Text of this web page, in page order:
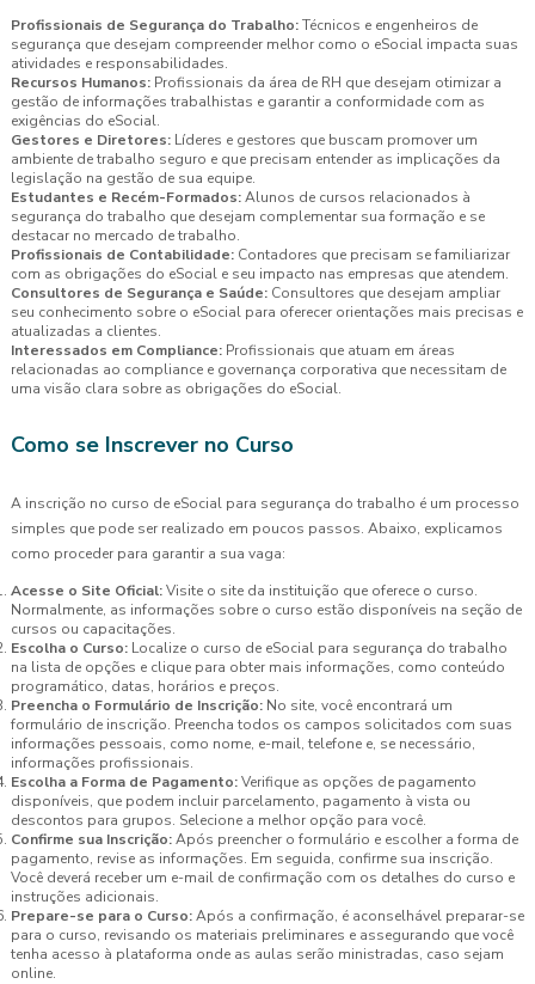
Profissionais de Segurança do Trabalho:Técnicos e engenheiros de
segurança que desejam compreender melhor como o eSocial impacta suas
atividades e responsabilidades.
Recursos Humanos: Profissionais da área de RH que desejam otimizar a
gestão de informações trabalhistas e garantir a conformidade com as
exigências do eSocial.
Gestores e Diretores: Líderes e gestores que buscam promover um
ambiente de trabalho seguro e que precisam entender as implicações da
legislação na gestão de sua equipe.
Estudantes e Recém-Formados:Alunos de cursos relacionados à
segurança do trabalho que desejam complementar sua formação e se
destacar no mercado de trabalho.
Profissionais de Contabilidade: Contadores que precisam se familiarizar
com as obrigações do eSocial e seu impacto nas empresas que atendem.
Consultores de Segurança e Saúde: Consultores que desejam ampliar
seu conhecimento sobre o eSocial para oferecer orientações mais precisas e
atualizadas a clientes.
Interessados em Compliance: Profissionais que atuam em áreas
relacionadas ao compliance e governança corporativa que necessitam de
uma visão clara sobre as obrigações do eSocial.
Como se Inscrever no Curso
A inscrição no curso de eSocial para segurança do trabalho é um processo
simples que pode ser realizado em poucos passos. Abaixo, explicamos
como proceder para garantir a sua vaga:
Acesse o Site Oficial:Visite o site da instituição que oferece o curso.
Normalmente, as informações sobre o curso estão disponíveis na seção de
cursos ou capacitações.
Escolha o Curso: Localize o curso de eSocial para segurança do trabalho
na lista de opções e clique para obter mais informações, como conteúdo
programático, datas, horários e preços.
Preencha o Formulário de Inscrição: No site, você encontrará um
formulário de inscrição. Preencha todos os campos solicitados com suas
informações pessoais, como nome, e-mail, telefone e, se necessário,
informações profissionais.
Escolha a Forma de Pagamento:Verifique as opções de pagamento
disponíveis, que podem incluir parcelamento, pagamento à vista ou
descontos para grupos. Selecione a melhor opção para você.
Confirme sua Inscrição:Após preencher o formulário e escolher a forma de
pagamento, revise as informações. Em seguida, confirme sua inscrição.
Você deverá receber um e-mail de confirmação com os detalhes do curso e
instruções adicionais.
Prepare-se para o Curso:Após a confirmação, é aconselhável preparar-se
para o curso, revisando os materiais preliminares e assegurando que você
tenha acesso à plataforma onde as aulas serão ministradas, caso sejam
online.